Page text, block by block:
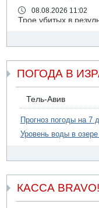
08.08.2026 11:02
Трое убитых в
07.08.2026 20:43
07.08.2026 20:41
Ynet: "Хизбалла"
07.08.2026 19:16
ДТП в Ашдоде:
07.08.2026 19:14
Дахан
ПОГОДА В
Тель-Авив
Прогноз погоды на 7
Уровень воды в
КАССА